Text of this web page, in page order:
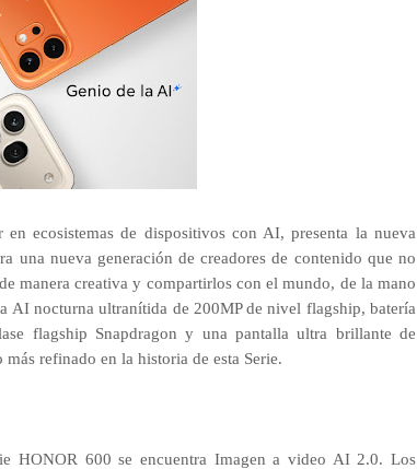
ecosistemas de dispositivos con AI, presenta la nueva
una nueva generación de creadores de contenido que no
manera creativa y compartirlos con el mundo, de la mano
AI nocturna ultranítida de 200MP de nivel flagship, batería
flagship Snapdragon y una pantalla ultra brillante de
refinado en la historia de esta Serie.
HONOR 600 se encuentra Imagen a video AI 2.0. Los